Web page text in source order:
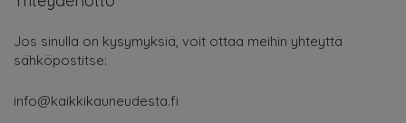
Jos sinulla on kysymyksiä, voit ottaa meihin yhteyttä
sähköpostitse:
info@kaikkikauneudesta.fi